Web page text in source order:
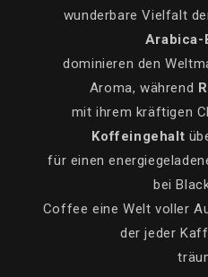
wunderbare Vielfalt
Arabica-
dominieren den
Aroma, während
mit ihrem kräftigen
Koffeingehalt
für einen
bei
Coffee eine Welt voller
der jeder